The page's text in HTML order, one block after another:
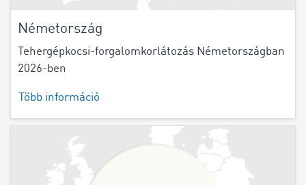
Németország
Tehergépkocsi-forgalomkorlátozás Németországban
2026-ben
Több információ